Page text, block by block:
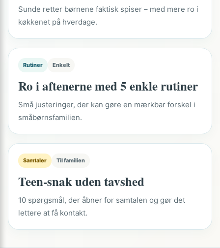
Sunde retter børnene faktisk spiser – med mere ro i
køkkenet på hverdage.
Rutiner Enkelt
Ro i aftenerne med 5 enkle rutiner
Små justeringer, der kan gøre en mærkbar forskel i
småbørnsfamilien.
Samtaler Til familien
Teen-snak uden tavshed
10 spørgsmål, der åbner for samtalen og gør det
lettere at få kontakt.